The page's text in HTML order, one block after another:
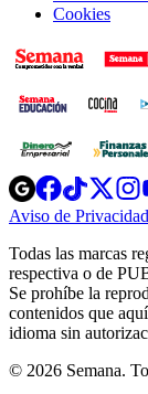
Cookies
Opens
in
new
Opens
in
new
in
new
Aviso de Privacidad
Todas las marcas
respectiva o de
Se prohíbe la
contenidos que
idioma sin
© 2026 Semana.